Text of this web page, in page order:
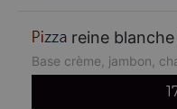
reine
Base crème, jambon,